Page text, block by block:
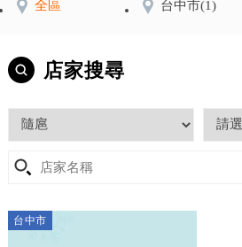
全區 台中市(1)
店家搜尋
台中市